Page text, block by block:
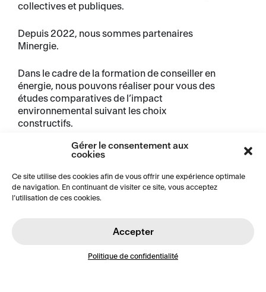
Gérer le consentement aux
cookies
Ce site utilise des cookies afin de vous offrir une expérience optimale
de navigation. En continuant de visiter ce site, vous acceptez
l’utilisation de ces cookies.
Accepter
Politique de confidentialité
collectives et publiques.
Depuis 2022, nous sommes partenaires
Minergie.
Dans le cadre de la formation de conseiller en
énergie, nous pouvons réaliser pour vous des
études comparatives de l’impact
environnemental suivant les choix
constructifs.
Grâce à notre réseau de partenaires, il nous
économes en énergies. Notre expérience et
maitrise des chantiers nous permet de
garantir la qualité et le respect de ces
(conformité des bilans thermiques / obtention
des labels Minergie et subventions /